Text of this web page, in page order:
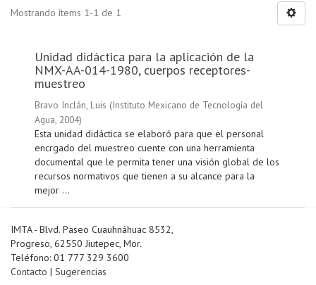
Mostrando ítems 1-1 de 1
Unidad didáctica para la aplicación de la
NMX-AA-014-1980, cuerpos receptores-
muestreo
Bravo Inclán, Luis (Instituto Mexicano de Tecnología del
Agua, 2004)
Esta unidad didáctica se elaboró para que el personal
encrgado del muestreo cuente con una herramienta
documental que le permita tener una visión global de los
recursos normativos que tienen a su alcance para la
mejor ...
IMTA - Blvd. Paseo Cuauhnáhuac 8532,
Progreso, 62550 Jiutepec, Mor.
Teléfono: 01 777 329 3600
Contacto | Sugerencias